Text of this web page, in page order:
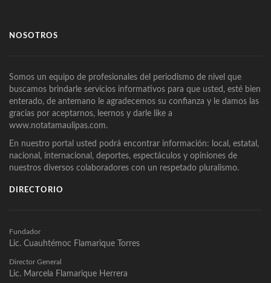
NOSOTROS
Somos un equipo de profesionales del periodismo de nivel que
buscamos brindarle servicios informativos para que usted, esté bien
enterado, de antemano le agradecemos su confianza y le damos las
gracias por aceptarnos, leernos y darle like a
www.notatamaulipas.com.
En nuestro portal usted podrá encontrar información: local, estatal,
nacional, internacional, deportes, espectáculos y opiniones de
nuestros diversos colaboradores con un respetado pluralismo.
DIRECTORIO
Fundador
Lic. Cuauhtémoc Flamarique Torres
Director General
Lic. Marcela Flamarique Herrera